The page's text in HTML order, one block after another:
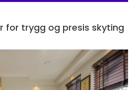
for trygg og presis skyting